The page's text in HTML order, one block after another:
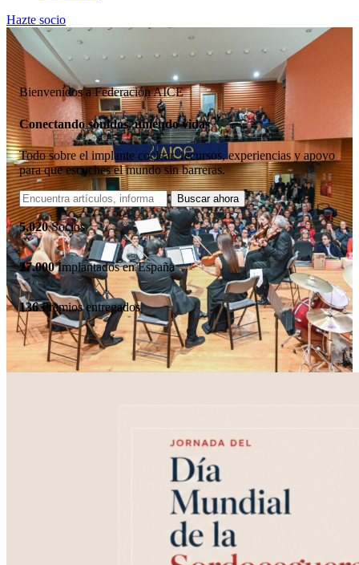
Hazte socio
Bienvenidos a Federación AICE
Conectando sonidos, uniendo vidas
Todo sobre el implante coclear: recursos, experiencias y apoyo
para que escuches el mundo sin barreras.
5.020Socios
27.000Implantados en España
136Premios entregados